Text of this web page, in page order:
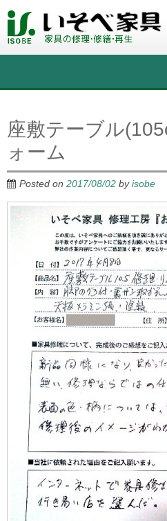
座敷テーブル
ォーム
Posted on 2017/08/02 byisobe